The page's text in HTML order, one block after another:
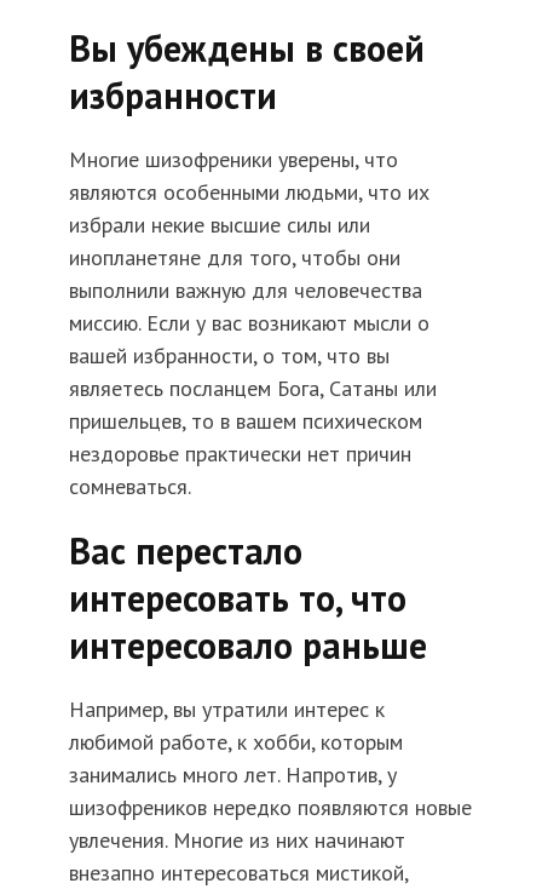
Вы убеждены в своей
избранности
Многие шизофреники уверены, что
являются особенными людьми, что их
избрали некие высшие силы или
инопланетяне для того, чтобы они
выполнили важную для человечества
миссию. Если у вас возникают мысли о
вашей избранности, о том, что вы
являетесь посланцем Бога, Сатаны или
пришельцев, то в вашем психическом
нездоровье практически нет причин
сомневаться.
Вас перестало
интересовать то, что
интересовало раньше
Например, вы утратили интерес к
любимой работе, к хобби, которым
занимались много лет. Напротив, у
шизофреников нередко появляются новые
увлечения. Многие из них начинают
внезапно интересоваться мистикой,